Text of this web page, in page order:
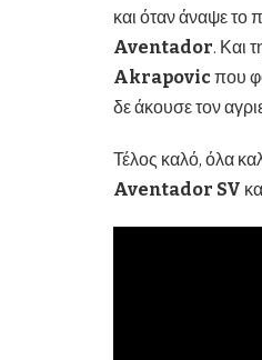
και όταν άναψε
Aventador. Και
Akrapovicπου
δε άκουσε τον
Τέλος καλό, όλα
Aventador SV